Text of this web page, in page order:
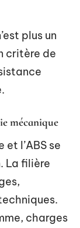
plus un
critère de
mécanique
l’ABS se
La filière
charges